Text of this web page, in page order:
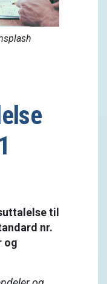
til
nr.
og